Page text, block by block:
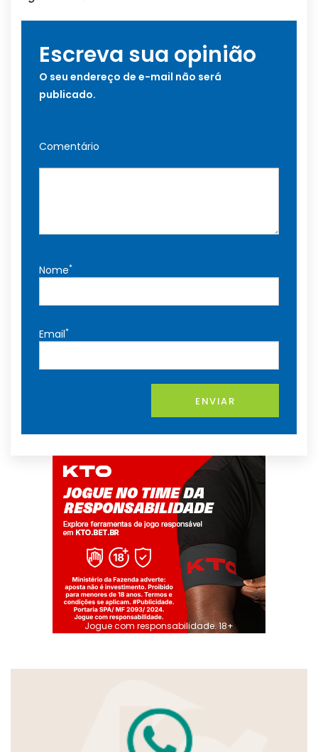
Escreva sua opinião
O seu endereço de e-mail não será
publicado.
Comentário
Nome*
Email*
ENVIAR
Jogue com responsabilidade. 18+